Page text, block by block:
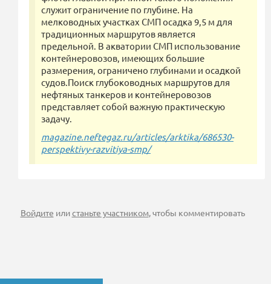
служит ограничение по глубине. На
мелководных участках СМП осадка 9,5 м для
традиционных маршрутов является
предельной. В акватории СМП использование
контейнеровозов, имеющих большие
размерения, ограничено глубинами и осадкой
судов.Поиск глубоководных маршрутов для
нефтяных танкеров и контейнеровозов
представляет собой важную практическую
задачу.
magazine.neftegaz.ru/articles/arktika/686530-
perspektivy-razvitiya-smp/
Войдите илистаньте участником, чтобы комментировать